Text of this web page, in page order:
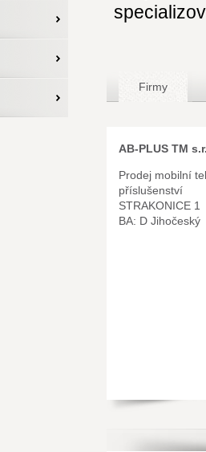
Firmy
AB-PLUS TM
Prodej mobilní
příslušenství
STRAKONICE 1
BA: D Jihočeský